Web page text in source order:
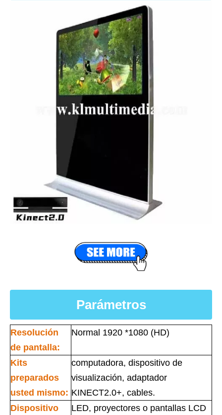
Parámetros
Resolución
de pantalla:
Normal 1920 *1080 (HD)
Kits
preparados
usted mismo:
computadora, dispositivo de
visualización, adaptador
KINECT2.0+, cables.
Dispositivo
LED, proyectores o pantallas LCD